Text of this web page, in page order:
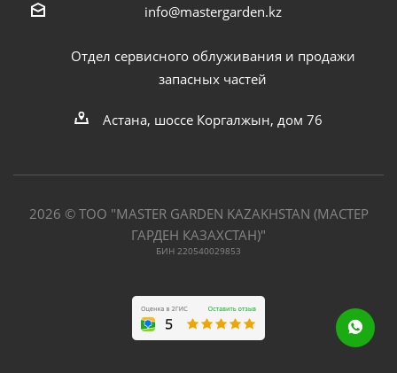
info@mastergarden.kz
Отдел сервисного облуживания и продажи
запасных частей
Астана, шоссе Коргалжын, дом 76
2026 © ТОО "MASTER GARDEN KAZAKHSTAN (МАСТЕР
ГАРДЕН КАЗАХСТАН)"
БИН 220540029853